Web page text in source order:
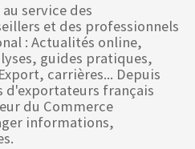
service des
et des professionnels
: Actualités online,
guides pratiques,
carrières... Depuis
d'exportateurs français
du Commerce
informations,